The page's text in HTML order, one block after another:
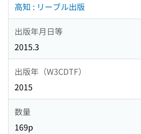
高知 : リーブル出版
出版年月日等
2015.3
出版年（W3CDTF）
2015
数量
169p